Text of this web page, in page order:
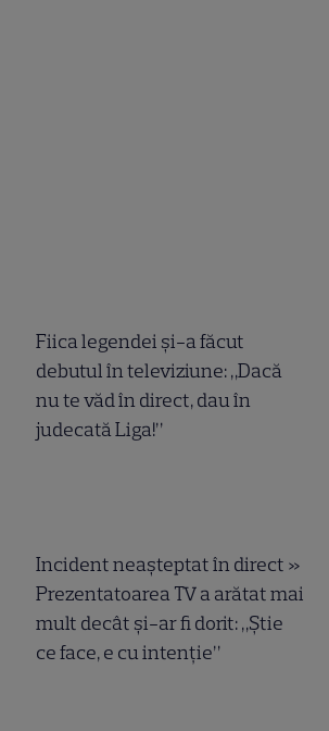
Fiica legendei și-a făcut
debutul în televiziune: „Dacă
nu te văd în direct, dau în
judecată Liga!”
Incident neașteptat în direct »
Prezentatoarea TV a arătat mai
mult decât și-ar fi dorit: „Știe
ce face, e cu intenție”